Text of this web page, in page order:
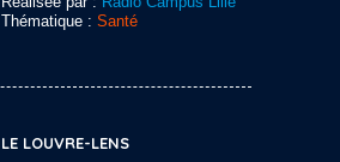
Thématique : Santé
LE LOUVRE-LENS